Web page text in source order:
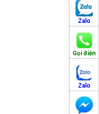
Zalo
Gọi điện
Zalo